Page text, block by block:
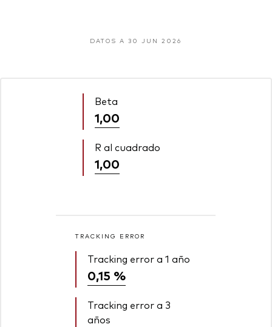
DATOS A 30 JUN 2026
Beta
1,00
R al cuadrado
1,00
TRACKING ERROR
Tracking error a 1 año
0,15 %
Tracking error a 3
años